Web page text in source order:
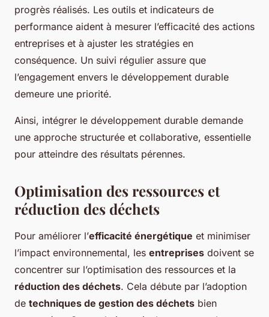
progrès réalisés. Les outils et indicateurs de
performance aident à mesurer l’efficacité des actions
entreprises et à ajuster les stratégies en
conséquence. Un suivi régulier assure que
l’engagement envers le développement durable
demeure une priorité.
Ainsi, intégrer le développement durable demande
une approche structurée et collaborative, essentielle
pour atteindre des résultats pérennes.
Optimisation des ressources et
réduction des déchets
Pour améliorer l’efficacité énergétique et minimiser
l’impact environnemental, les entreprises doivent se
concentrer sur l’optimisation des ressources et la
réduction des déchets. Cela débute par l’adoption
de techniques de gestion des déchets bien